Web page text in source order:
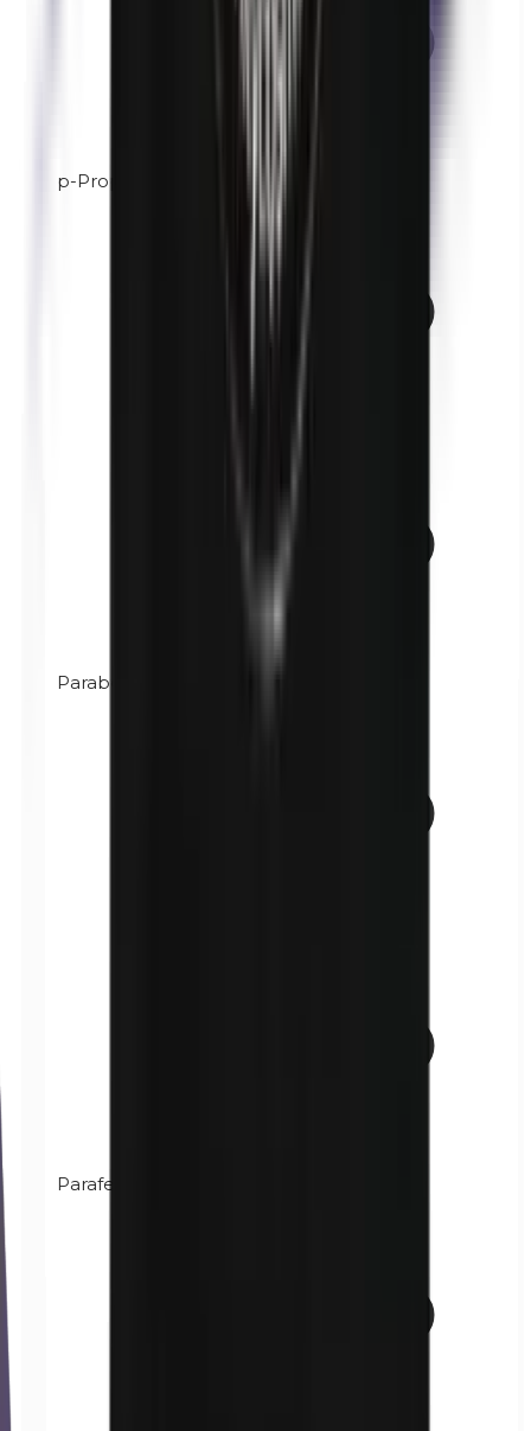
p-Propilparabenos
Parabenos
Parafenilendiamina (PPD)